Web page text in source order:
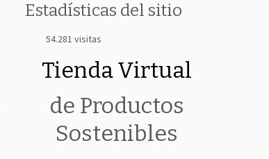
Estadísticas del sitio
54.281 visitas
Tienda Virtual
de Productos
Sostenibles